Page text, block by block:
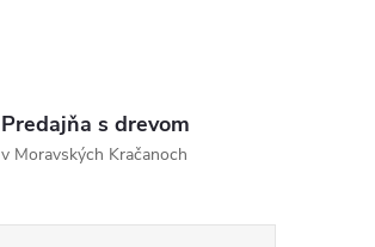
Predajňa s drevom
v Moravských Kračanoch